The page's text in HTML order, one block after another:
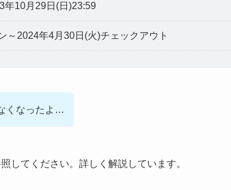
年10月29日(日)23:59
～2024年4月30日(火)チェックアウト
くなったよ…
してください。詳しく解説しています。